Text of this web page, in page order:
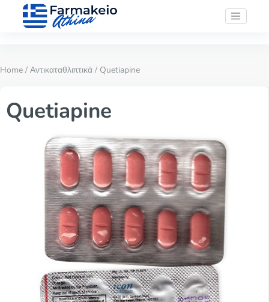
Home / Αντικαταθλιπτικά / Quetiapine
Quetiapine